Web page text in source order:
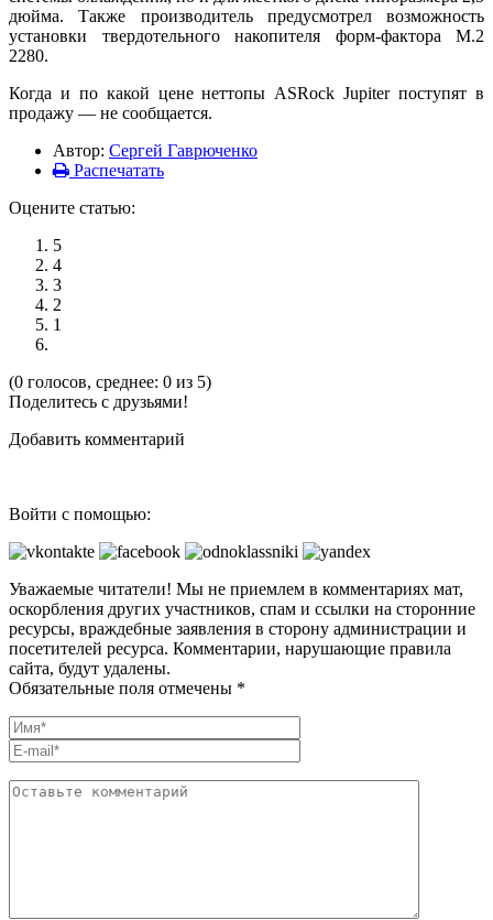
дюйма. Также производитель предусмотрел возможность
установки твердотельного накопителя форм-фактора M.2
2280.
Когда и по какой цене неттопы ASRock Jupiter поступят в
продажу — не сообщается.
Автор: Сергей Гаврюченко
Распечатать
Оцените статью:
5
4
3
2
1
(0 голосов, среднее: 0 из 5)
Поделитесь с друзьями!
Добавить комментарий
Войти с помощью:
Уважаемые читатели! Мы не приемлем в комментариях мат,
оскорбления других участников, спам и ссылки на сторонние
ресурсы, враждебные заявления в сторону администрации и
посетителей ресурса. Комментарии, нарушающие правила
сайта, будут удалены.
Обязательные поля отмечены *